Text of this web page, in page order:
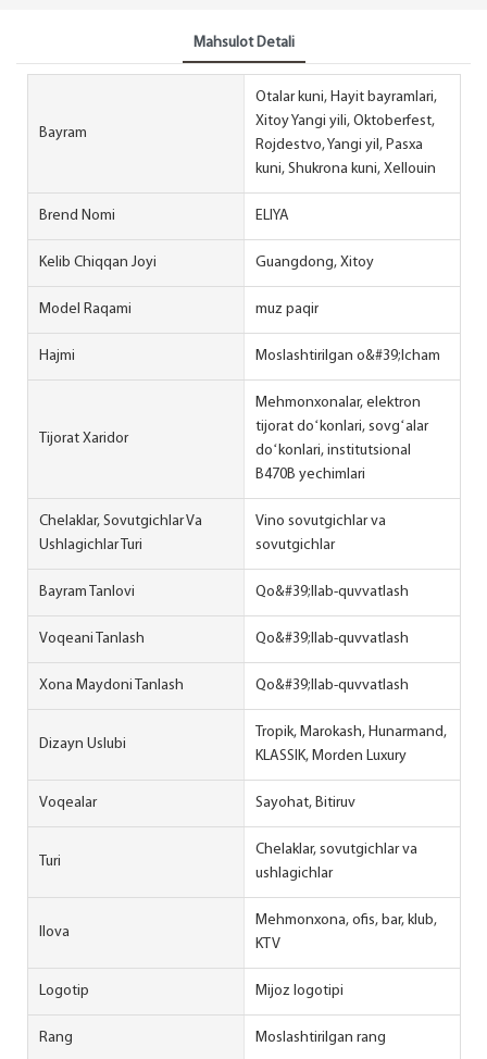
Mahsulot Detali
Bayram
Otalar kuni, Hayit bayramlari,
Xitoy Yangi yili, Oktoberfest,
Rojdestvo, Yangi yil, Pasxa
kuni, Shukrona kuni, Xellouin
Brend Nomi ELIYA
Kelib Chiqqan Joyi Guangdong, Xitoy
Model Raqami muz paqir
Hajmi Moslashtirilgan o&#39;lcham
Tijorat Xaridor
Mehmonxonalar, elektron
tijorat doʻkonlari, sovgʻalar
doʻkonlari, institutsional
B470B yechimlari
Chelaklar, Sovutgichlar Va
Ushlagichlar Turi
Vino sovutgichlar va
sovutgichlar
Bayram Tanlovi Qo&#39;llab-quvvatlash
Voqeani Tanlash Qo&#39;llab-quvvatlash
Xona Maydoni Tanlash Qo&#39;llab-quvvatlash
Dizayn Uslubi
Tropik, Marokash, Hunarmand,
KLASSIK, Morden Luxury
Voqealar Sayohat, Bitiruv
Turi
Chelaklar, sovutgichlar va
ushlagichlar
Ilova
Mehmonxona, ofis, bar, klub,
KTV
Logotip Mijoz logotipi
Rang Moslashtirilgan rang